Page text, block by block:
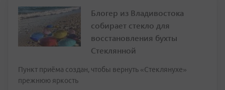
Блогер из Владивостока
собирает стекло для
восстановления бухты
Стеклянной
Пункт приёма создан, чтобы вернуть «Стеклянухе»
прежнюю яркость